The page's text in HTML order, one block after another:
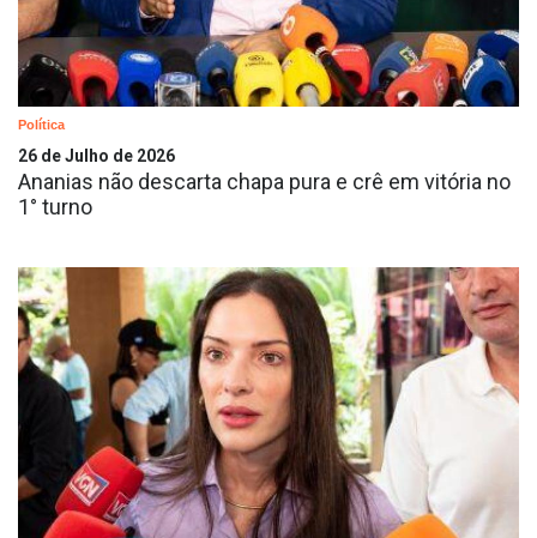
Política
26 de Julho de 2026
Ananias não descarta chapa pura e crê em vitória no
1° turno